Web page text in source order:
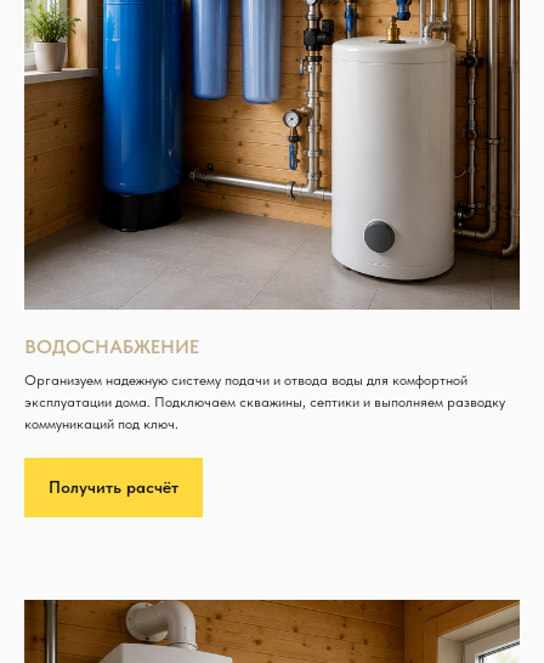
ВОДОСНАБЖЕНИЕ
Организуем надежную систему подачи и отвода воды для комфортной
эксплуатации дома. Подключаем скважины, септики и выполняем разводку
коммуникаций под ключ.
Получить расчёт